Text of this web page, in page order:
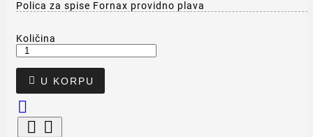
Polica za spise Fornax providno plava
Količina
 U KORPU

 